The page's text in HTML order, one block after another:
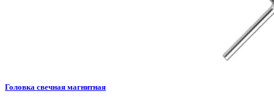
Головка свечная магнитная